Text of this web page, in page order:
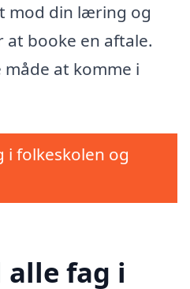
mod din læring og
booke en aftale.
at komme i
i folkeskolen og
fag i